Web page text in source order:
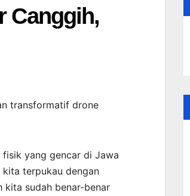
Canggih,
transformatif drone
fisik yang gencar di Jawa
terpukau dengan
kita sudah benar-benar